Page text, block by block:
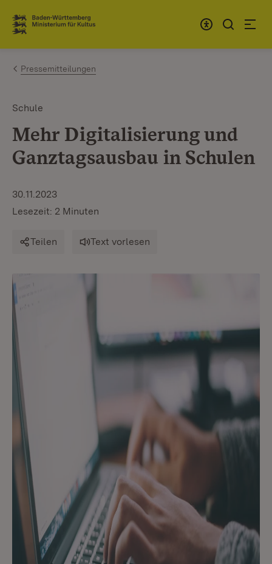
Zum Inhalt springen
Link zur Startseite
Pressemitteilungen
Schule
Mehr Digitalisierung und
Ganztagsausbau in Schulen
30.11.2023
Lesezeit: 2 Minuten
Teilen Text vorlesen